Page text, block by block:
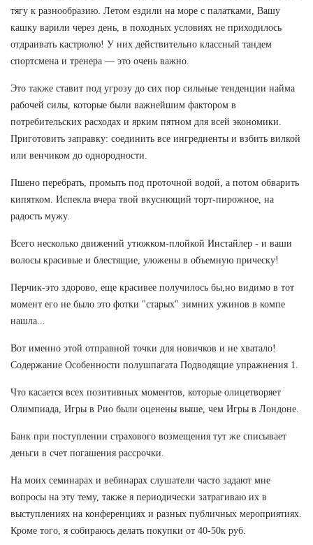
тягу к разнообразию. Летом ездили на море с палатками, Вашу
кашку варили через день, в походных условиях не приходилось
отдраивать кастрюлю! У них действительно классный тандем
спортсмена и тренера — это очень важно.
Это также ставит под угрозу до сих пор сильные тенденции найма
рабочей силы, которые были важнейшим фактором в
потребительских расходах и ярким пятном для всей экономики.
Приготовить заправку: соединить все ингредиенты и взбить вилкой
или венчиком до однородности.
Пшено перебрать, промыть под проточной водой, а потом обварить
кипятком. Испекла вчера твой вкуснющий торт-пирожное, на
радость мужу.
Всего несколько движений утюжком-плойкой Инстайлер - и ваши
волосы красивые и блестящие, уложены в объемную прическу!
Перчик-это здорово, еще красивее получилось бы,но видимо в тот
момент его не было это фотки "старых" зимних ужинов в компе
нашла...
Вот именно этой отправной точки для новичков и не хватало!
Содержание Особенности полушпагата Подводящие упражнения 1.
Что касается всех позитивных моментов, которые олицетворяет
Олимпиада, Игры в Рио были оценены выше, чем Игры в Лондоне.
Банк при поступлении страхового возмещения тут же списывает
деньги в счет погашения рассрочки.
На моих семинарах и вебинарах слушатели часто задают мне
вопросы на эту тему, также я периодически затрагиваю их в
выступлениях на конференциях и разных публичных мероприятиях.
Кроме того, я собираюсь делать покупки от 40-50к руб.